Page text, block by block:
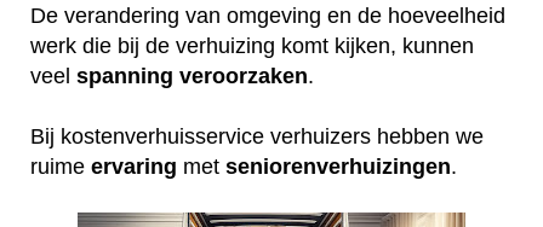
De verandering van omgeving en de hoeveelheid
werk die bij de verhuizing komt kijken, kunnen
veel spanning veroorzaken.
Bij kostenverhuisservice verhuizers hebben we
ruime ervaring met seniorenverhuizingen.